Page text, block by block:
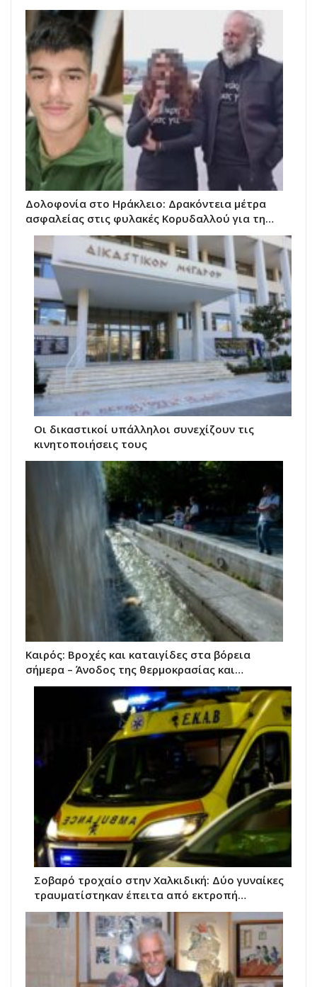
Δολοφονία στο Ηράκλειο: Δρακόντεια μέτρα
ασφαλείας στις φυλακές Κορυδαλλού για τη…
Οι δικαστικοί υπάλληλοι συνεχίζουν τις
κινητοποιήσεις τους
Καιρός: Βροχές και καταιγίδες στα βόρεια
σήμερα – Άνοδος της θερμοκρασίας και…
Σοβαρό τροχαίο στην Χαλκιδική: Δύο γυναίκες
τραυματίστηκαν έπειτα από εκτροπή…